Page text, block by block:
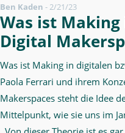
Ben Kaden -2/21/23
Was ist
Digital
Was ist Making in digitalen
Paola Ferrari und ihrem
Makerspaces steht die Idee
Mittelpunkt, wie sie uns im